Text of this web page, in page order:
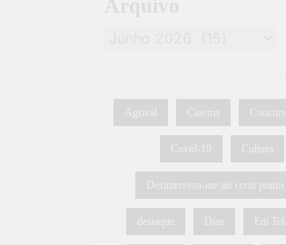
Agrival Cinema Concurso
Covid-19 Cultura
Desinteresso-me até certo ponto
destaque Dias Em Tela